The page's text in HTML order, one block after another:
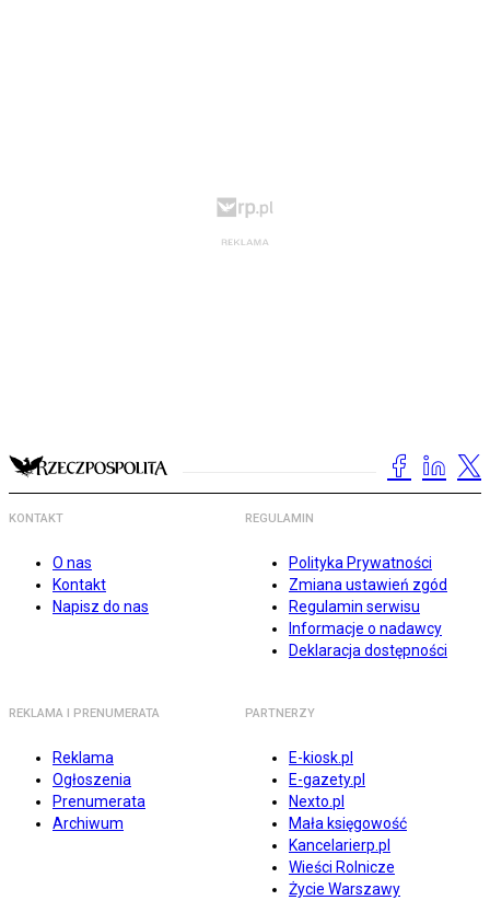
KONTAKT
O nas
Kontakt
Napisz do nas
REGULAMIN
Polityka Prywatności
Zmiana ustawień zgód
Regulamin serwisu
Informacje o nadawcy
Deklaracja dostępności
REKLAMA I PRENUMERATA
Reklama
Ogłoszenia
Prenumerata
Archiwum
PARTNERZY
E-kiosk.pl
E-gazety.pl
Nexto.pl
Mała księgowość
Kancelarierp.pl
Wieści Rolnicze
Życie Warszawy